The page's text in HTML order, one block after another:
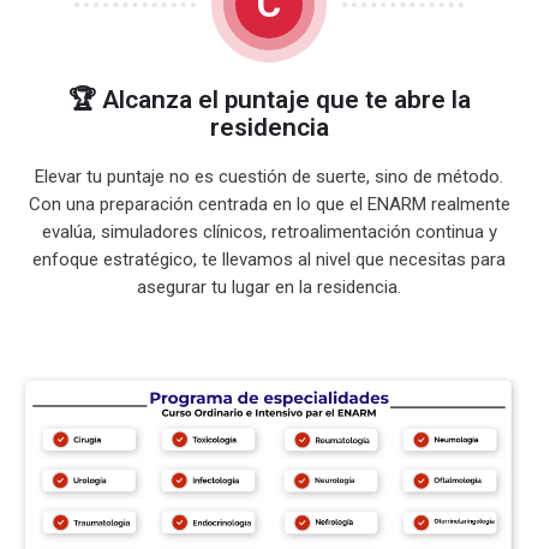
🏆 Alcanza el puntaje que te abre la
residencia
Elevar tu puntaje no es cuestión de suerte, sino de método.
Con una preparación centrada en lo que el ENARM realmente
evalúa, simuladores clínicos, retroalimentación continua y
enfoque estratégico, te llevamos al nivel que necesitas para
asegurar tu lugar en la residencia.